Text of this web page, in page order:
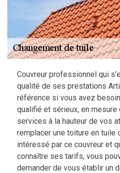
Couvreur professionnel qui
qualité de ses prestations
référence si vous avez
qualifié et sérieux, en
services à la hauteur de vos
remplacer une toiture en tuile
intéressé par ce couvreur et
connaître ses tarifs, vous
demander de vous établir un